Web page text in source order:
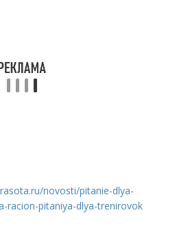
novosti/pitanie-dlya-
racion-pitaniya-dlya-trenirovok